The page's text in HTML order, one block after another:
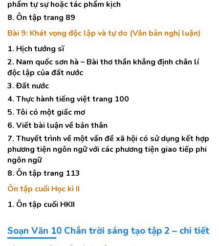
phẩm tự sự hoặc tác phẩm kịch
8. Ôn tập trang 89
Bài 9: Khát vọng độc lập và tự do (Văn bản nghị luận)
1. Hịch tướng sĩ
2. Nam quốc sơn hà – Bài thơ thần khẳng định chân lí
độc lập của đất nước
3. Đất nước
4. Thực hành tiếng việt trang 100
5. Tôi có một giấc mơ
6. Viết bài luận về bản thân
7. Thuyết trình về một vấn đề xã hội có sử dụng kết hợp
phương tiện ngôn ngữ với các phương tiện giao tiếp phi
ngôn ngữ
8. Ôn tập trang 113
Ôn tập cuối Học kì II
1. Ôn tập cuối HKII
Soạn Văn 10 Chân trời sáng tạo tập 2 – chi tiết